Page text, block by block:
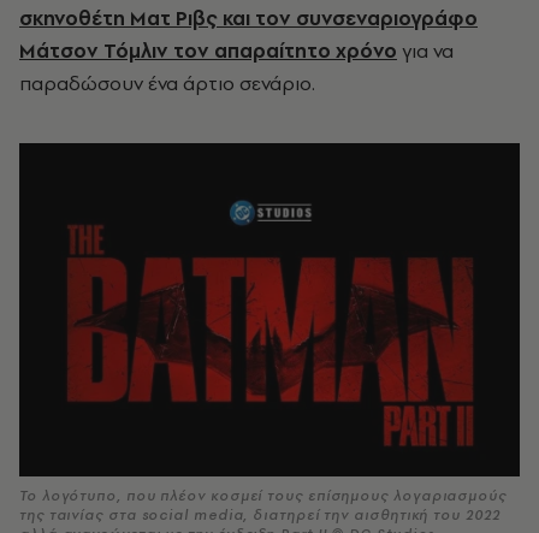
σκηνοθέτη Ματ Ριβς και τον συνσεναριογράφο
Μάτσον Τόμλιν τον απαραίτητο χρόνο για να
παραδώσουν ένα άρτιο σενάριο.
Το λογότυπο, που πλέον κοσμεί τους επίσημους λογαριασμούς
της ταινίας στα social media, διατηρεί την αισθητική του 2022